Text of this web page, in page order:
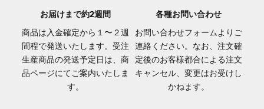
お届けまで約2週間
商品は入金確定から１〜２週
間程で発送いたします。受注
生産商品の発送予定日は、商
品ページにてご案内いたしま
す。
各種お問い合わせ
お問い合わせフォームよりご
連絡ください。なお、注文確
定後のお客様都合による注文
キャンセル、変更はお受けし
かねます。